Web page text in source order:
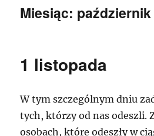
Miesiąc: październik
1 listopada
W tym szczególnym dniu
tych, którzy od nas odeszli.
osobach, które odeszły w